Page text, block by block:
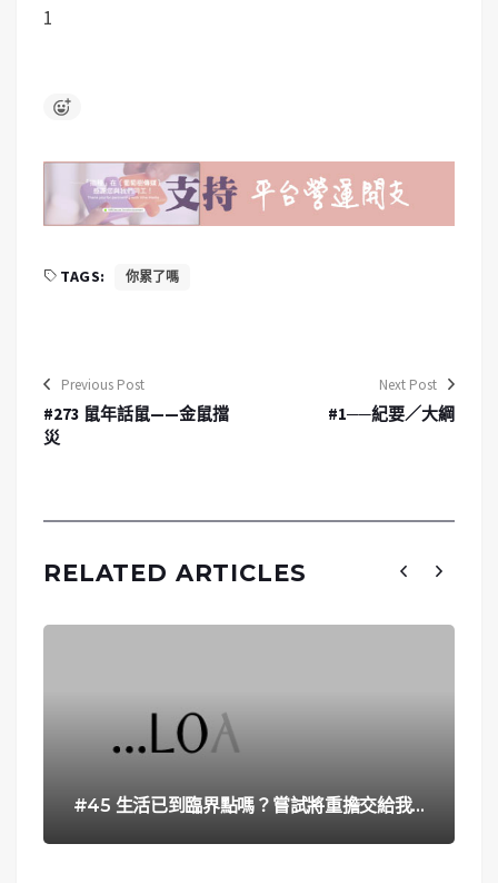
1
TAGS: 你累了嗎
Previous Post
#273 鼠年話鼠——金鼠擋
災
Next Post
#1──紀要／大綱
RELATED ARTICLES
#45 生活已到臨界點嗎？嘗試將重擔交給我…